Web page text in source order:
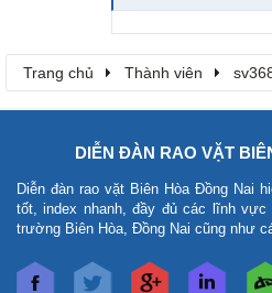
Trang chủ Thành viên
DIỄN ĐÀN RAO VẶT
Diễn đàn rao vặt Biên Hòa Đồng Nai
tốt, index nhanh, đầy đủ các lĩnh vực
trường Biên Hòa, Đồng Nai cũng như